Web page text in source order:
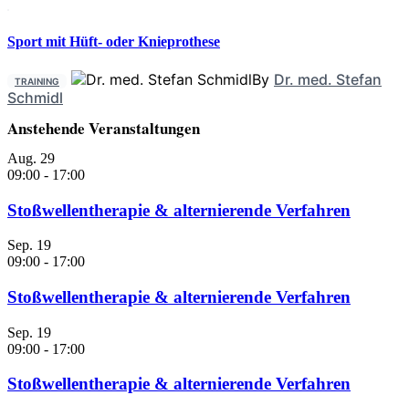
Sport mit Hüft- oder Knieprothese
TRAINING By Dr. med. Stefan
Schmidl
Anstehende Veranstaltungen
Aug. 29
09:00 - 17:00
Stoßwellentherapie & alternierende Verfahren
Sep. 19
09:00 - 17:00
Stoßwellentherapie & alternierende Verfahren
Sep. 19
09:00 - 17:00
Stoßwellentherapie & alternierende Verfahren